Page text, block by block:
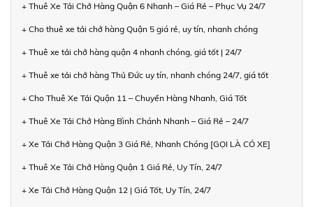
+ Thuê Xe Tải Chở Hàng Quận 6 Nhanh – Giá Rẻ – Phục Vụ 24/7
+ Cho thuê xe tải chở hàng Quận 5 giá rẻ, uy tín, nhanh chóng
+ Thuê xe tải chở hàng quận 4 nhanh chóng, giá tốt | 24/7
+ Thuê xe tải chở hàng Thủ Đức uy tín, nhanh chóng 24/7, giá tốt
+ Cho Thuê Xe Tải Quận 11 – Chuyển Hàng Nhanh, Giá Tốt
+ Thuê Xe Tải Chở Hàng Bình Chánh Nhanh – Giá Rẻ – 24/7
+ Xe Tải Chở Hàng Quận 3 Giá Rẻ, Nhanh Chóng [GỌI LÀ CÓ XE]
+ Thuê Xe Tải Chở Hàng Quận 1 Giá Rẻ, Uy Tín, 24/7
+ Xe Tải Chở Hàng Quận 12 | Giá Tốt, Uy Tín, 24/7